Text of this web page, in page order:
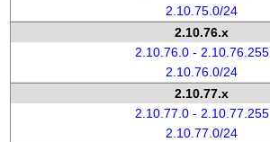
2.10.75.0/24
2.10.76.x
2.10.76.0 - 2.10.76.255
2.10.76.0/24
2.10.77.x
2.10.77.0 - 2.10.77.255
2.10.77.0/24